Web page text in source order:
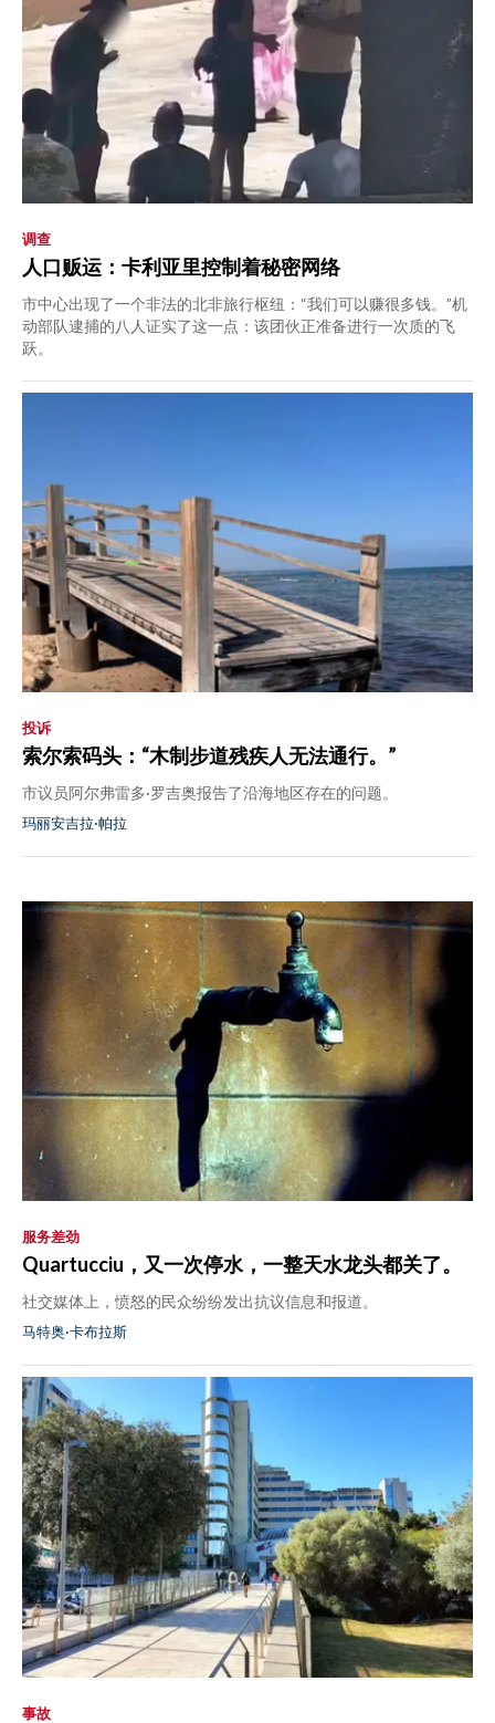
调查
人口贩运：卡利亚里控制着秘密网络
市中心出现了一个非法的北非旅行枢纽：“我们可以赚很多钱。”机
动部队逮捕的八人证实了这一点：该团伙正准备进行一次质的飞
跃。
投诉
索尔索码头：“木制步道残疾人无法通行。”
市议员阿尔弗雷多·罗吉奥报告了沿海地区存在的问题。
玛丽安吉拉·帕拉
服务差劲
Quartucciu，又一次停水，一整天水龙头都关了。
社交媒体上，愤怒的民众纷纷发出抗议信息和报道。
马特奥·卡布拉斯
事故